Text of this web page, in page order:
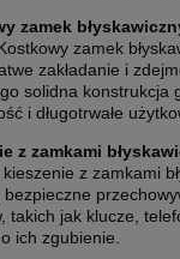
zamek
zamek
zakładanie i
solidna konstrukcja
i długotrwałe
z zamkami
z zamkami
bezpieczne
takich jak klucze,
ich zgubienie.